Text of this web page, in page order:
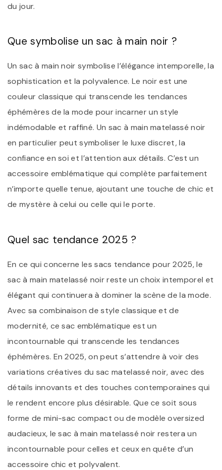
du jour.
Que symbolise un sac à main noir ?
Un sac à main noir symbolise l’élégance intemporelle, la
sophistication et la polyvalence. Le noir est une
couleur classique qui transcende les tendances
éphémères de la mode pour incarner un style
indémodable et raffiné. Un sac à main matelassé noir
en particulier peut symboliser le luxe discret, la
confiance en soi et l’attention aux détails. C’est un
accessoire emblématique qui complète parfaitement
n’importe quelle tenue, ajoutant une touche de chic et
de mystère à celui ou celle qui le porte.
Quel sac tendance 2025 ?
En ce qui concerne les sacs tendance pour 2025, le
sac à main matelassé noir reste un choix intemporel et
élégant qui continuera à dominer la scène de la mode.
Avec sa combinaison de style classique et de
modernité, ce sac emblématique est un
incontournable qui transcende les tendances
éphémères. En 2025, on peut s’attendre à voir des
variations créatives du sac matelassé noir, avec des
détails innovants et des touches contemporaines qui
le rendent encore plus désirable. Que ce soit sous
forme de mini-sac compact ou de modèle oversized
audacieux, le sac à main matelassé noir restera un
incontournable pour celles et ceux en quête d’un
accessoire chic et polyvalent.